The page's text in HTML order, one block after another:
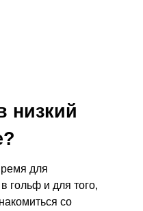
низкий
для
гольф и для того,
со